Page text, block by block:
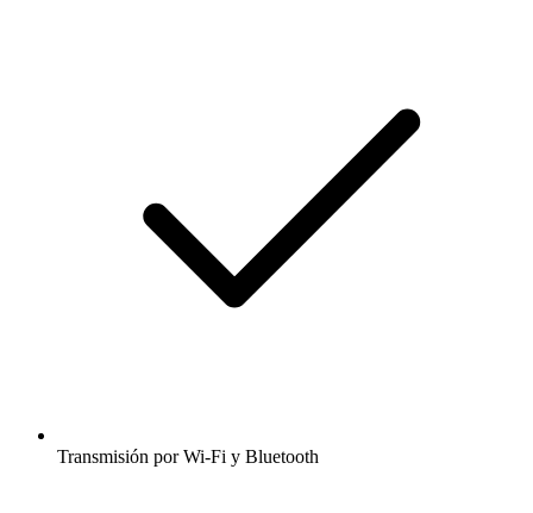
Transmisión por Wi-Fi y Bluetooth